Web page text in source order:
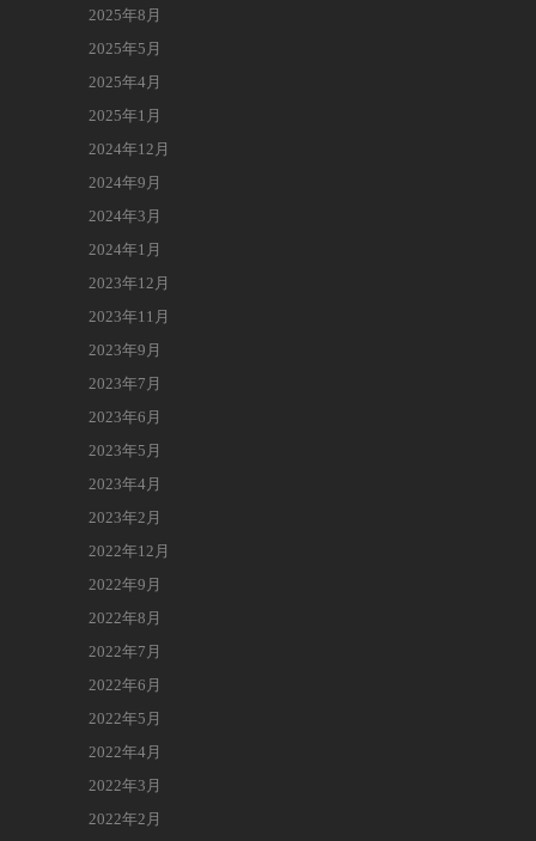
2025年8月
2025年5月
2025年4月
2025年1月
2024年12月
2024年9月
2024年3月
2024年1月
2023年12月
2023年11月
2023年9月
2023年7月
2023年6月
2023年5月
2023年4月
2023年2月
2022年12月
2022年9月
2022年8月
2022年7月
2022年6月
2022年5月
2022年4月
2022年3月
2022年2月